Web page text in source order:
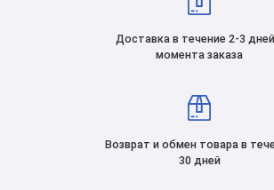
Доставка в течение 2-3
момента заказа
Возврат и обмен товара в
30 дней